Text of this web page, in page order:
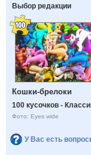
Выбор редакции
Кошки-брелоки
100 кусочков -
Фото: Eyes wide
У Вас есть